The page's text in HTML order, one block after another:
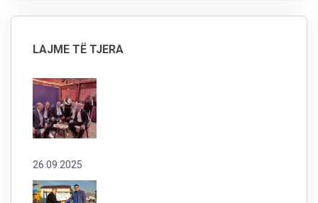
LAJME TË TJERA
26.09.2025